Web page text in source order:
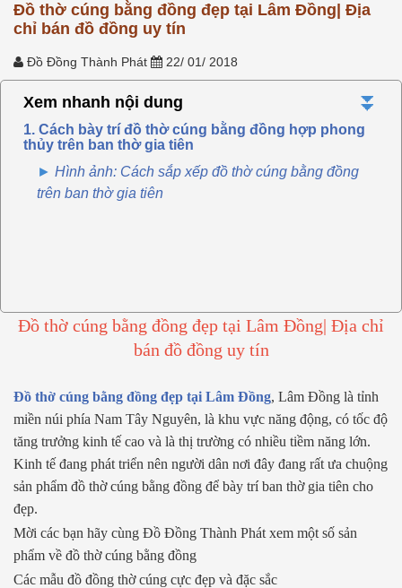
Đồ thờ cúng bằng đồng đẹp tại Lâm Đồng| Địa
chỉ bán đồ đồng uy tín
Đồ Đồng Thành Phát 22/ 01/ 2018
Xem nhanh nội dung ⏬
1. Cách bày trí đồ thờ cúng bằng đồng hợp phong
thủy trên ban thờ gia tiên
Hình ảnh: Cách sắp xếp đồ thờ cúng bằng đồng
trên ban thờ gia tiên
Đồ thờ cúng bằng đồng đẹp tại Lâm Đồng| Địa chỉ
bán đồ đồng uy tín
Đồ thờ cúng bằng đồng đẹp tại Lâm Đồng, Lâm Đồng là tỉnh
miền núi phía Nam Tây Nguyên, là khu vực năng động, có tốc độ
tăng trưởng kinh tế cao và là thị trường có nhiều tiềm năng lớn.
Kinh tế đang phát triển nên người dân nơi đây đang rất ưa chuộng
sản phẩm đồ thờ cúng bằng đồng để bày trí ban thờ gia tiên cho
đẹp.
Mời các bạn hãy cùng Đồ Đồng Thành Phát xem một số sản
phẩm về đồ thờ cúng bằng đồng
Các mẫu đồ đồng thờ cúng cực đẹp và đặc sắc